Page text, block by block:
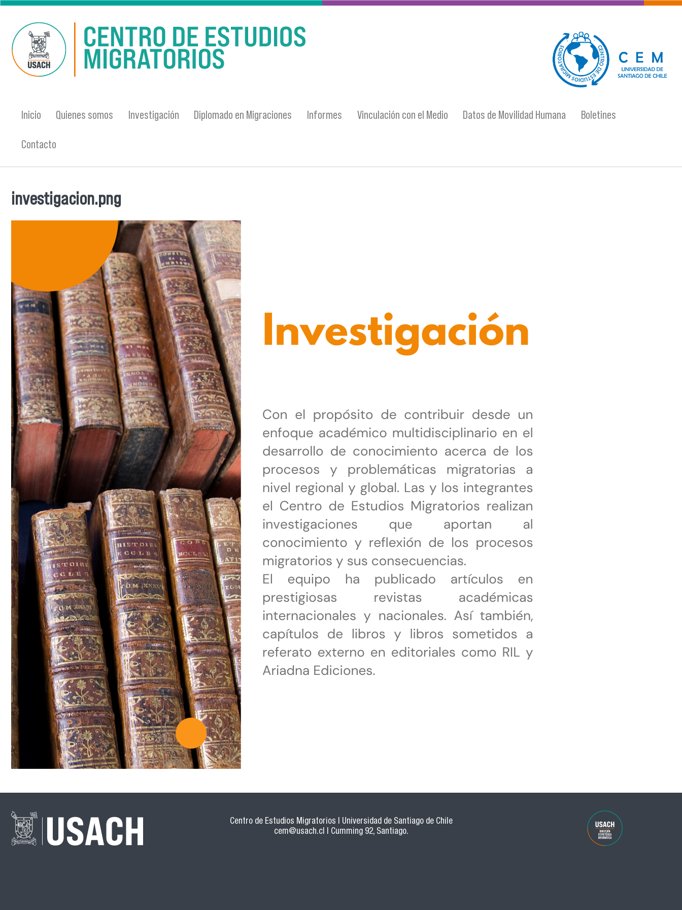
Pasar al contenido principal
logo-cem-final.jpg
Inicio Quienes somos Investigación Diplomado en Migraciones Informes Vinculación con el Medio Datos de Movilidad Humana Boletines
Contacto
Se encuentra usted aquí
investigacion.png
Centro de Estudios Migratorios | Universidad de Santiago de Chile
cem@usach.cl | Cumming 92, Santiago.